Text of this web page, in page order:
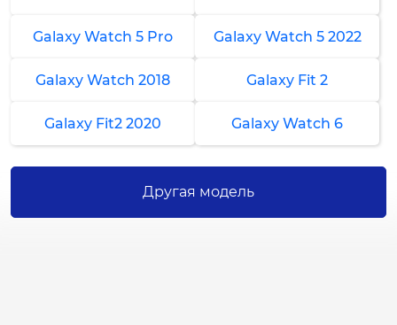
2-3 часа
от 2 000 ₽
Galaxy Watch 5 Pro Galaxy Watch 5 2022
Galaxy Watch 2018 Galaxy Fit 2
Galaxy Fit2 2020 Galaxy Watch 6
Другая модель